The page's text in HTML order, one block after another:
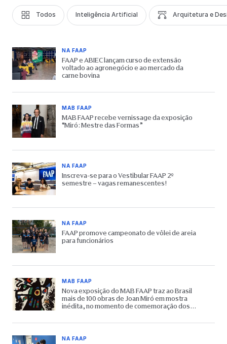
Todos Inteligência Artificial Arquitetura e
NA FAAP
FAAP e ABIEC lançam curso de extensão
voltado ao agronegócio e ao mercado da
carne bovina
MAB FAAP
MAB FAAP recebe vernissage da exposição
“Miró: Mestre das Formas”
NA FAAP
Inscreva-se para o Vestibular FAAP 2º
semestre – vagas remanescentes!
NA FAAP
FAAP promove campeonato de vôlei de areia
para funcionários
MAB FAAP
Nova exposição do MAB FAAP traz ao Brasil
mais de 100 obras de Joan Miró em mostra
inédita, no momento de comemoração dos
NA FAAP